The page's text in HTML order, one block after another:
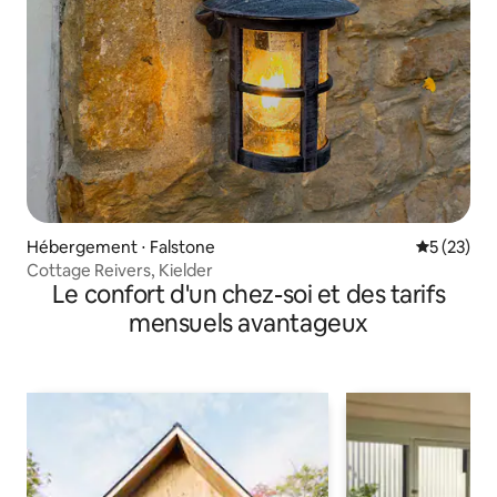
Hébergement ⋅ Falstone
5 (23)
Cottage Reivers, Kielder
Le confort d'un chez-soi et des tarifs
mensuels avantageux